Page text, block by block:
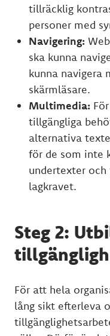
tillräcklig
personer med
Navigering:
ska kunna
kunna navigera
skärmläsare.
Multimedia:
tillgängliga
alternativa
för de som inte
undertexter och
lagkravet.
Steg 2:
För att hela
lång sikt efterleva